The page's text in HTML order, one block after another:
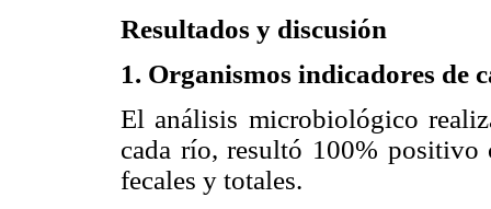
Resultados y discusión
1. Organismos indicadores de
El análisis microbiológico
cada río, resultó 100% positivo
fecales y totales.